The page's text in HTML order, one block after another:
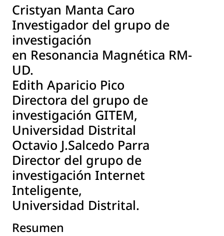
Cristyan Manta Caro
Investigador del grupo de
investigación
en Resonancia Magnética RM-
UD.
Edith Aparicio Pico
Directora del grupo de
investigación GITEM,
Universidad Distrital
Octavio J.Salcedo Parra
Director del grupo de
investigación Internet
Inteligente,
Universidad Distrital.
Resumen